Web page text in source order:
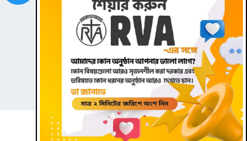
FOOTER
Contact | Dark theme